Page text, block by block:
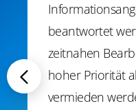
beantwortet
zeitnahen
hoher Priorität
vermieden